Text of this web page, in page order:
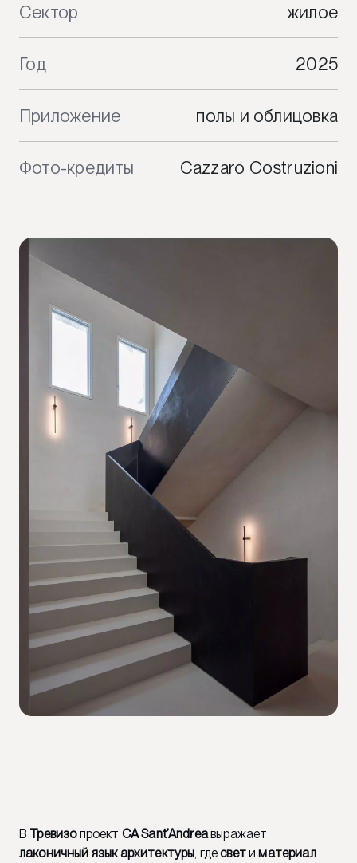
Сектор жилое
Год 2025
Приложение полы и облицовка
Фото-кредиты Cazzaro Costruzioni
В Тревизопроект CA Sant’Andreaвыражает
лаконичный язык архитектуры , гдесветиматериал